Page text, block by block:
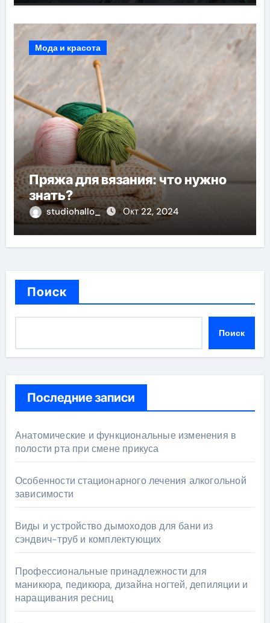
Мода и красота
Пряжа для вязания: что нужно
знать?
studiohallo_ Окт 22, 2024
Поиск
Поиск
Последние записи
Анатомические и функциональные изменения в
полости рта при смене прикуса
Особенности стационарного лечения алкогольной
зависимости
Виды и устройство дымоходов для бани из
сэндвич-труб и комплектующих
Профессиональные принадлежности для
маникюра, педикюра, дизайна ногтей, депиляции и
наращивания ресниц